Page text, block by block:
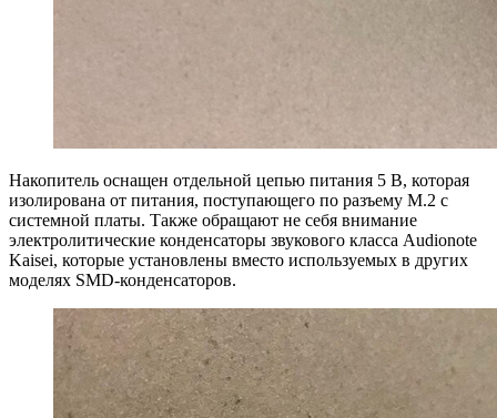
Накопитель оснащен отдельной цепью питания 5 В, которая
изолирована от питания, поступающего по разъему M.2 с
системной платы. Также обращают не себя внимание
электролитические конденсаторы звукового класса Audionote
Kaisei, которые установлены вместо используемых в других
моделях SMD-конденсаторов.